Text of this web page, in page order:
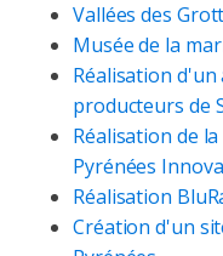
Vallées des
Musée de la
Réalisation
producteurs de
Réalisation de
Pyrénées
Réalisation
Création d'un